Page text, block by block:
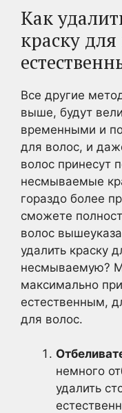
Как
краску для
Все другие
выше, будут
временными и
для волос, и
волос принесут
несмываемые
гораздо более
сможете
волос
удалить краску
несмываемую?
максимально
естественным,
для волос.
немного
удалить